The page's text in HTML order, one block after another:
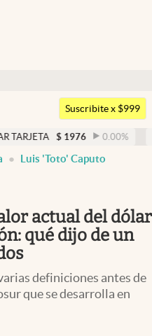
Argentina
Uruguay
Suscribite x $999
$ 1976 0.00% DÓLAR
Luis 'Toto' Caputo
actual del dólar
qué dijo de un
definiciones antes de
que se desarrolla en